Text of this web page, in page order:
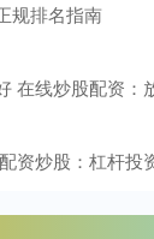
规排名指南
在线炒股配资：
资炒股：杠杆投